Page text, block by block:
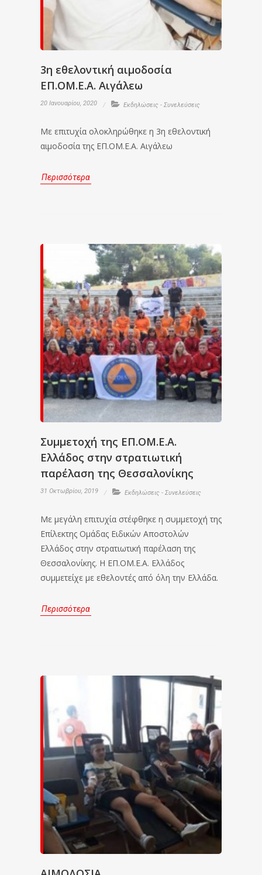
3η εθελοντική αιμοδοσία
ΕΠ.ΟΜ.Ε.Α. Αιγάλεω
20 Ιανουαρίου, 2020 Εκδηλώσεις - Συνελεύσεις
Με επιτυχία ολοκληρώθηκε η 3η εθελοντική
αιμοδοσία της ΕΠ.ΟΜ.Ε.Α. Αιγάλεω
Περισσότερα
Συμμετοχή της ΕΠ.ΟΜ.Ε.Α.
Ελλάδος στην στρατιωτική
παρέλαση της Θεσσαλονίκης
31 Οκτωβρίου, 2019 Εκδηλώσεις - Συνελεύσεις
Με μεγάλη επιτυχία στέφθηκε η συμμετοχή της
Επίλεκτης Ομάδας Ειδικών Αποστολών
Ελλάδος στην στρατιωτική παρέλαση της
Θεσσαλονίκης. Η ΕΠ.ΟΜ.Ε.Α. Ελλάδος
συμμετείχε με εθελοντές από όλη την Ελλάδα.
Περισσότερα